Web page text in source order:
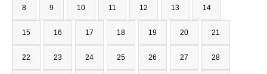
8 9 10 11 12 13 14
15 16 17 18 19 20 21
22 23 24 25 26 27 28